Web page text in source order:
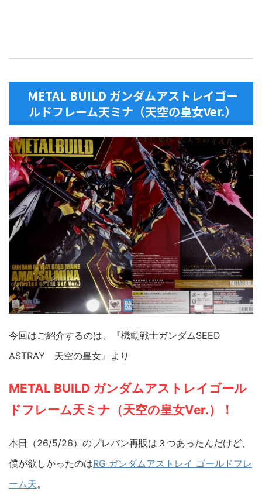
METAL BUILD ガンダムアストレイゴー
ルドフレーム天ミナ（天空の皇女Ver.）
今回はご紹介するのは、『機動戦士ガンダムSEED
ASTRAY 天空の皇女』より
METAL BUILD ガンダムアストレイゴール
ドフレーム天ミナ（天空の皇女Ver.）！
本日（26/5/26）のプレバン再販は３つあったんだけど、
僕が欲しかったのはRG ガンダムアストレイ ゴールドフレ
ーム天。